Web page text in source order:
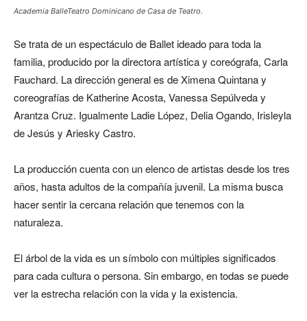
Academia BalleTeatro Dominicano de Casa de Teatro.
Se trata de un espectáculo de Ballet ideado para toda la
familia, producido por la directora artística y coreógrafa, Carla
Fauchard. La dirección general es de Ximena Quintana y
coreografías de Katherine Acosta, Vanessa Sepúlveda y
Arantza Cruz. Igualmente Ladie López, Delia Ogando, Irisleyla
de Jesús y Ariesky Castro.
La producción cuenta con un elenco de artistas desde los tres
años, hasta adultos de la compañía juvenil. La misma busca
hacer sentir la cercana relación que tenemos con la
naturaleza.
El árbol de la vida es un símbolo con múltiples significados
para cada cultura o persona. Sin embargo, en todas se puede
ver la estrecha relación con la vida y la existencia.